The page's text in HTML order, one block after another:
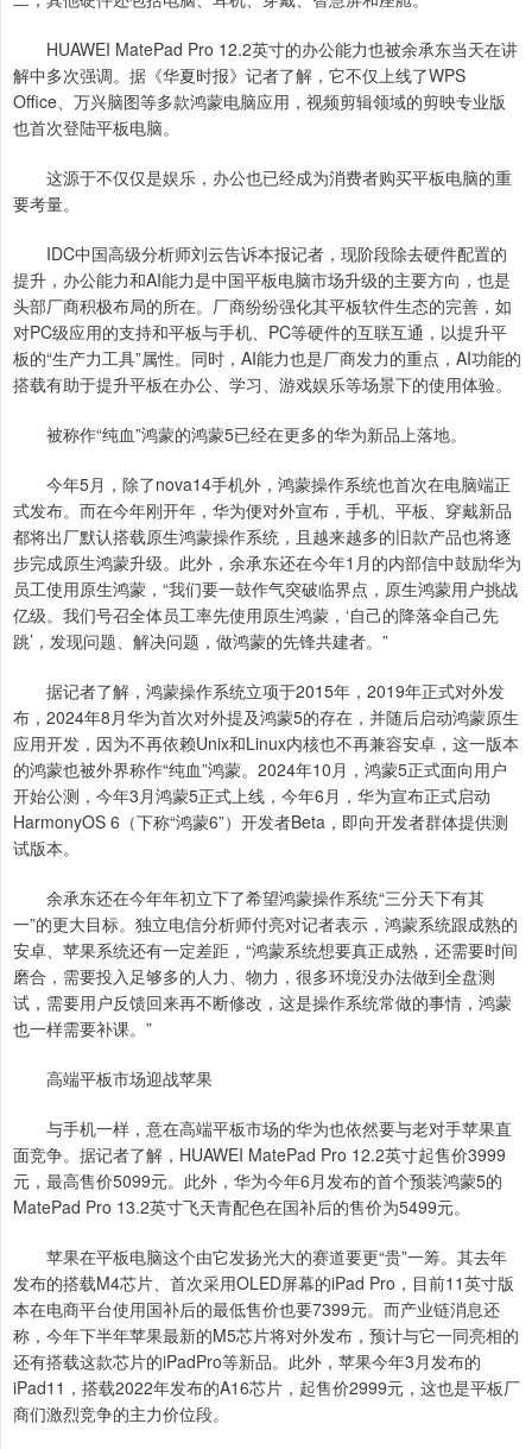
HUAWEI MatePad Pro 12.2英寸的办公能力也被余承东当天在讲
解中多次强调。据《华夏时报》记者了解，它不仅上线了WPS
Office、万兴脑图等多款鸿蒙电脑应用，视频剪辑领域的剪映专业版
也首次登陆平板电脑。
这源于不仅仅是娱乐，办公也已经成为消费者购买平板电脑的重
要考量。
IDC中国高级分析师刘云告诉本报记者，现阶段除去硬件配置的
提升，办公能力和AI能力是中国平板电脑市场升级的主要方向，也是
头部厂商积极布局的所在。厂商纷纷强化其平板软件生态的完善，如
对PC级应用的支持和平板与手机、PC等硬件的互联互通，以提升平
板的“生产力工具”属性。同时，AI能力也是厂商发力的重点，AI功能的
搭载有助于提升平板在办公、学习、游戏娱乐等场景下的使用体验。
被称作“纯血”鸿蒙的鸿蒙5已经在更多的华为新品上落地。
今年5月，除了nova14手机外，鸿蒙操作系统也首次在电脑端正
式发布。而在今年刚开年，华为便对外宣布，手机、平板、穿戴新品
都将出厂默认搭载原生鸿蒙操作系统，且越来越多的旧款产品也将逐
步完成原生鸿蒙升级。此外，余承东还在今年1月的内部信中鼓励华为
员工使用原生鸿蒙，“我们要一鼓作气突破临界点，原生鸿蒙用户挑战
亿级。我们号召全体员工率先使用原生鸿蒙，‘自己的降落伞自己先
跳’，发现问题、解决问题，做鸿蒙的先锋共建者。”
据记者了解，鸿蒙操作系统立项于2015年，2019年正式对外发
布，2024年8月华为首次对外提及鸿蒙5的存在，并随后启动鸿蒙原生
应用开发，因为不再依赖Unix和Linux内核也不再兼容安卓，这一版本
的鸿蒙也被外界称作“纯血”鸿蒙。2024年10月，鸿蒙5正式面向用户
开始公测，今年3月鸿蒙5正式上线，今年6月，华为宣布正式启动
HarmonyOS 6（下称“鸿蒙6”）开发者Beta，即向开发者群体提供测
试版本。
余承东还在今年年初立下了希望鸿蒙操作系统“三分天下有其
一”的更大目标。独立电信分析师付亮对记者表示，鸿蒙系统跟成熟的
安卓、苹果系统还有一定差距，“鸿蒙系统想要真正成熟，还需要时间
磨合，需要投入足够多的人力、物力，很多环境没办法做到全盘测
试，需要用户反馈回来再不断修改，这是操作系统常做的事情，鸿蒙
也一样需要补课。”
高端平板市场迎战苹果
与手机一样，意在高端平板市场的华为也依然要与老对手苹果直
面竞争。据记者了解，HUAWEI MatePad Pro 12.2英寸起售价3999
元，最高售价5099元。此外，华为今年6月发布的首个预装鸿蒙5的
MatePad Pro 13.2英寸飞天青配色在国补后的售价为5499元。
苹果在平板电脑这个由它发扬光大的赛道要更“贵”一筹。其去年
发布的搭载M4芯片、首次采用OLED屏幕的iPad Pro，目前11英寸版
本在电商平台使用国补后的最低售价也要7399元。而产业链消息还
称，今年下半年苹果最新的M5芯片将对外发布，预计与它一同亮相的
还有搭载这款芯片的iPadPro等新品。此外，苹果今年3月发布的
iPad11，搭载2022年发布的A16芯片，起售价2999元，这也是平板厂
商们激烈竞争的主力价位段。